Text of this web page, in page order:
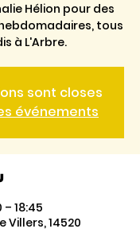
Hélion pour des
tous
à L'Arbre.
sont closes
événements
– 18:45
Villers, 14520